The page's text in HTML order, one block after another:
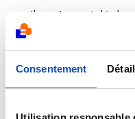
Consentement
en cas
d’une dilatation
peau veut se